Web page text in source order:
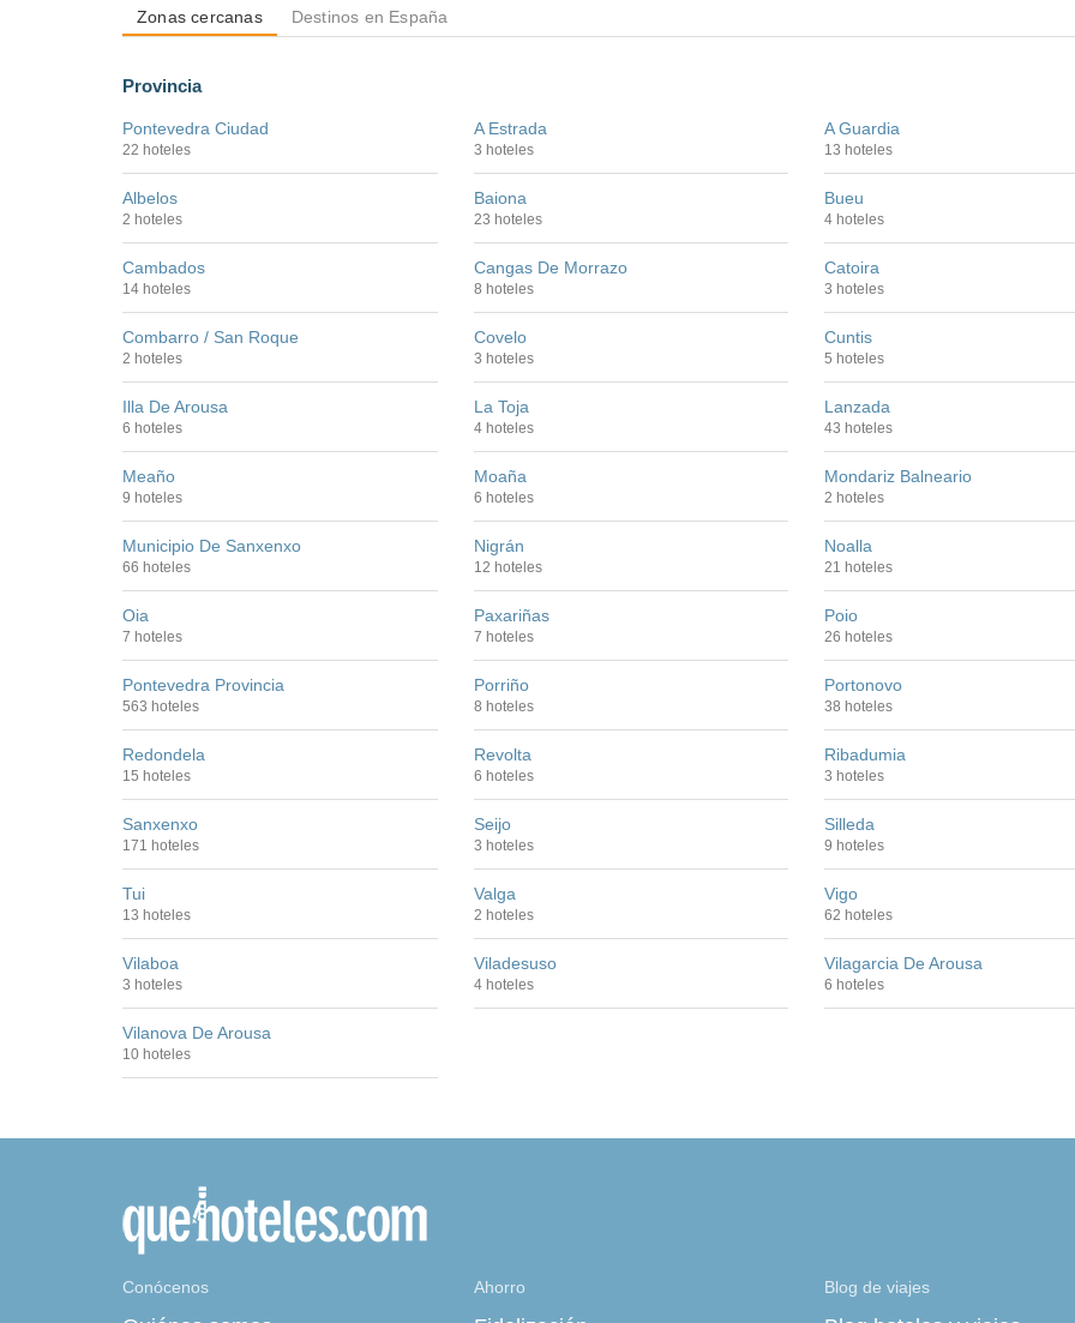
Zonas cercanas Destinos en España
Provincia
Pontevedra Ciudad
22 hoteles
A Estrada
3 hoteles
A Guardia
13 hoteles
Albelos
2 hoteles
Baiona
23 hoteles
Bueu
4 hoteles
Cambados
14 hoteles
Cangas De Morrazo
8 hoteles
Catoira
3 hoteles
Combarro / San Roque
2 hoteles
Covelo
3 hoteles
Cuntis
5 hoteles
Illa De Arousa
6 hoteles
La Toja
4 hoteles
Lanzada
43 hoteles
Meaño
9 hoteles
Moaña
6 hoteles
Mondariz Balneario
2 hoteles
Municipio De Sanxenxo
66 hoteles
Nigrán
12 hoteles
Noalla
21 hoteles
Oia
7 hoteles
Paxariñas
7 hoteles
Poio
26 hoteles
Pontevedra Provincia
563 hoteles
Porriño
8 hoteles
Portonovo
38 hoteles
Redondela
15 hoteles
Revolta
6 hoteles
Ribadumia
3 hoteles
Sanxenxo
171 hoteles
Seijo
3 hoteles
Silleda
9 hoteles
Tui
13 hoteles
Valga
2 hoteles
Vigo
62 hoteles
Vilaboa
3 hoteles
Viladesuso
4 hoteles
Vilagarcia De Arousa
6 hoteles
Vilanova De Arousa
10 hoteles
Conócenos Ahorro Blog de viajes